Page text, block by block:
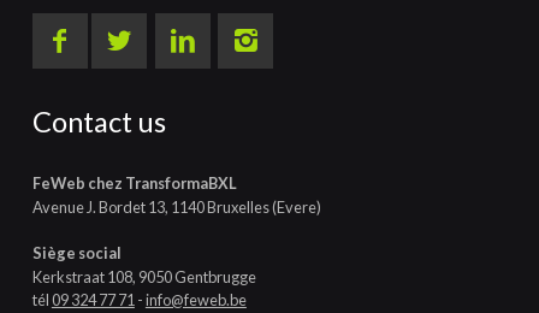
Contact us
FeWeb chez TransformaBXL
Avenue J. Bordet 13, 1140 Bruxelles (Evere)
Siège social
Kerkstraat 108, 9050 Gentbrugge
tél09 324 77 71 -info@feweb.be